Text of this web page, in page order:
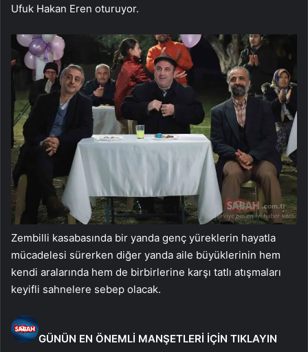
Ufuk Hakan Eren oturuyor.
Zembilli kasabasında bir yanda genç yüreklerin hayatla
mücadelesi sürerken diğer yanda aile büyüklerinin hem
kendi aralarında hem de birbirlerine karşı tatlı atışmaları
keyifli sahnelere sebep olacak.
GÜNÜN EN ÖNEMLİ MANŞETLERİ İÇİN TIKLAYIN